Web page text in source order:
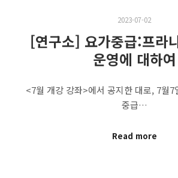
2023-07-02
[연구소] 요가중급:프라
운영에 대하여
<7월 개강 강좌>에서 공지한 대로, 7월
중급…
Read more